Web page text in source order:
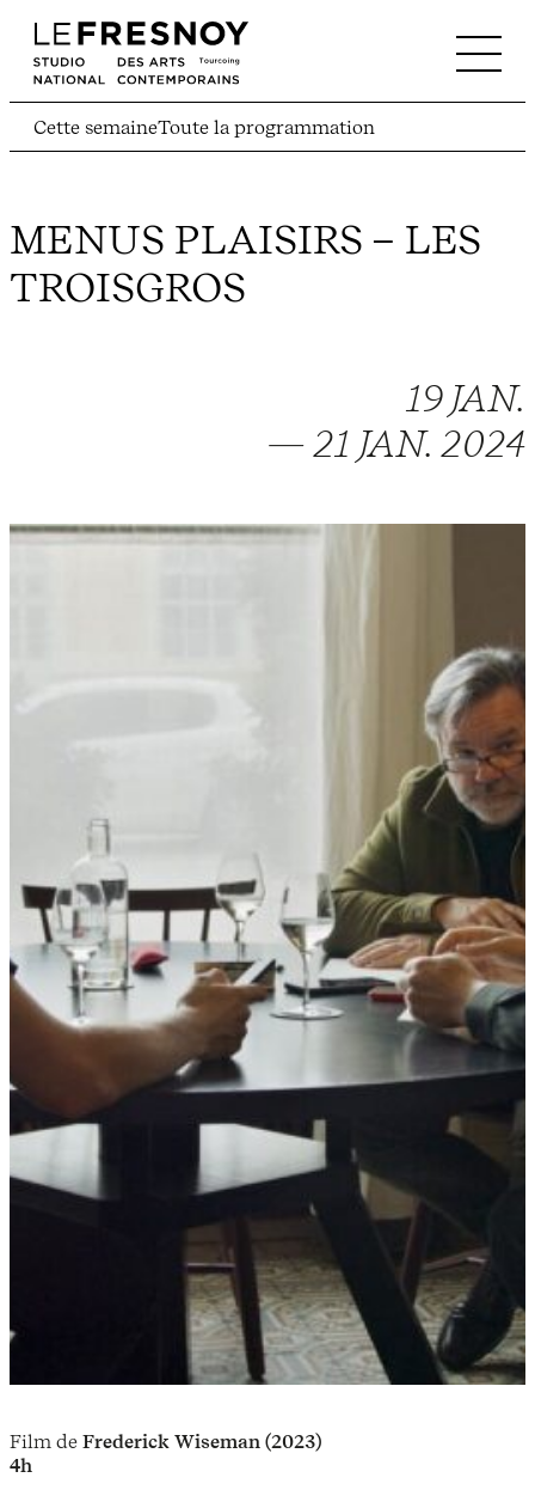
Cette semaineToute la programmation
MENUS PLAISIRS – LES
TROISGROS
19 JAN.
— 21 JAN. 2024
Film de Frederick Wiseman (2023)
4h